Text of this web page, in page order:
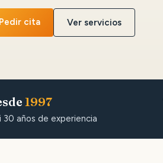
Pedir cita Ver servicios
1997
30 años de experiencia